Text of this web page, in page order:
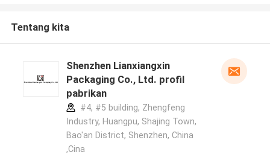
Tentang kita
Shenzhen Lianxiangxin
Packaging Co., Ltd. profil
pabrikan
#4, #5 building, Zhengfeng
Industry, Huangpu, Shajing Town,
Bao'an District, Shenzhen, China
,Cina